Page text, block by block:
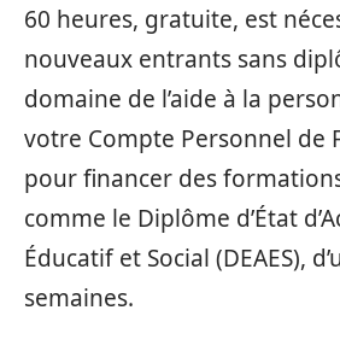
60 heures, gratuite, est
nouveaux entrants sans
domaine de l’aide à la
votre Compte Personnel de
pour financer des
comme le Diplôme d’État
Éducatif et Social (DEAES),
semaines.